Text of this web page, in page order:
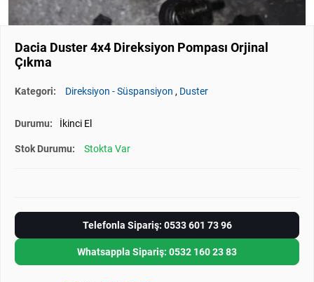
Dacia Duster 4x4 Direksiyon Pompası Orjinal
Çıkma
Kategori: Direksiyon - Süspansiyon , Duster
Durumu: İkinci El
Stok Durumu: Stokta Var
Telefonla Sipariş: 0533 601 73 96
Whatsappla Sipariş: 0532 160 23 83